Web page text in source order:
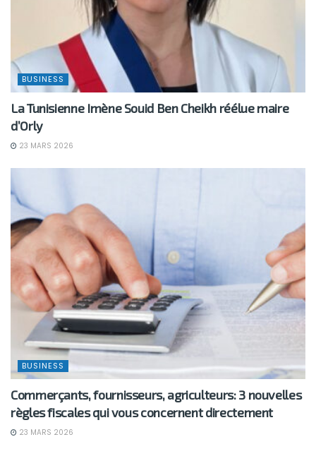
BUSINESS
La Tunisienne Imène Souid Ben Cheikh réélue maire
d’Orly
23 MARS 2026
BUSINESS
Commerçants, fournisseurs, agriculteurs: 3 nouvelles
règles fiscales qui vous concernent directement
23 MARS 2026